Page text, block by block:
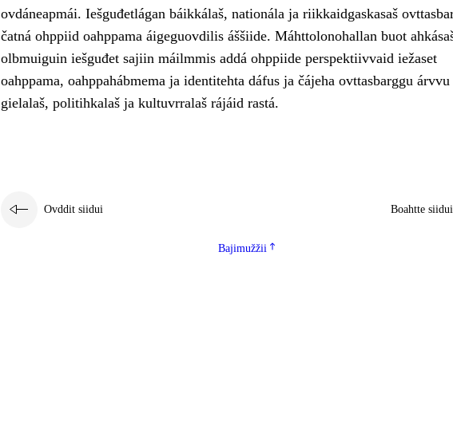
ovdáneapmái. Iešguđetlágan báikkálaš, nationála ja riikkaidgaskasaš
čatná ohppiid oahppama áigeguovdilis áššiide. Máhttolonohallan buot
olbmuiguin iešguđet sajiin máilmmis addá ohppiide perspektiivvaid iežaset
oahppama, oahppahábmema ja identitehta dáfus ja čájeha ovttasbarggu árvvu
gielalaš, politihkalaš ja kultuvrralaš rájáid rastá.
Ovddit siidui Boahtte siidui
Bajimužžii